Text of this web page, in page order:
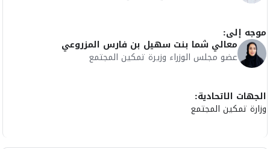
موجه إلى:
معالي شما بنت سهيل بن فارس المزروعي
عضو مجلس الوزراء وزيرة تمكين المجتمع
الجهات الاتحادية:
وزارة تمكين المجتمع